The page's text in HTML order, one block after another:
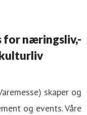
for næringsliv,-
skaper og
og events. Våre